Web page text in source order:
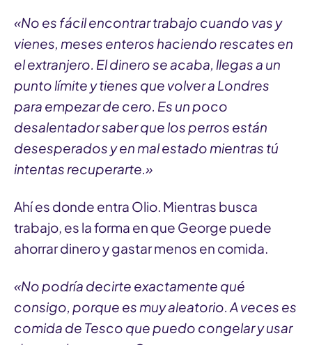
«No es fácil encontrar trabajo cuando vas y
vienes, meses enteros haciendo rescates en
el extranjero. El dinero se acaba, llegas a un
punto límite y tienes que volver a Londres
para empezar de cero. Es un poco
desalentador saber que los perros están
desesperados y en mal estado mientras tú
intentas recuperarte.»
Ahí es donde entra Olio. Mientras busca
trabajo, es la forma en que George puede
ahorrar dinero y gastar menos en comida.
«No podría decirte exactamente qué
consigo, porque es muy aleatorio. A veces es
comida de Tesco que puedo congelar y usar